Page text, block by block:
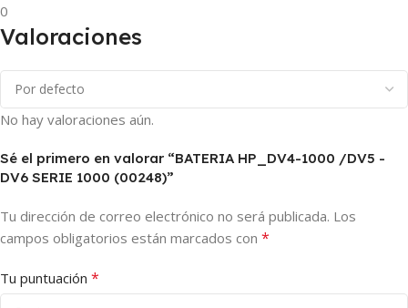
0
Valoraciones
No hay valoraciones aún.
Sé el primero en valorar “BATERIA HP_DV4-1000 /DV5 -
DV6 SERIE 1000 (00248)”
Tu dirección de correo electrónico no será publicada. Los
campos obligatorios están marcados con *
Tu puntuación *